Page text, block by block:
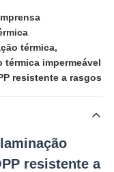
térmica,
térmica impermeável
resistente a rasgos
resistente a